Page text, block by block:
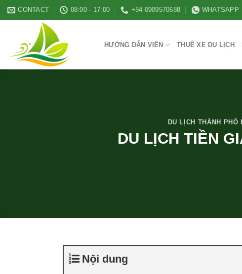
Skip
to
CONTACT 08:00 - 17:00 +84 0909570688 WHATSAPP
HƯỚNG DẪN VIÊN THUÊ XE DU LỊCH
DU LỊCH THÀNH PHỐ
DU LỊCH TIỀN
Nội dung